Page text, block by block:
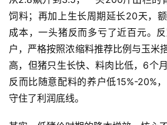
首
页
饲料；再加上生长周期延长20天，
成本，一头猪反而多亏了近百元。
户，严格按照浓缩料推荐比例与玉米
高，但猪只生长快、料肉比低，6个
反而比随意配料的养户低15%-20%
守住了利润底线。